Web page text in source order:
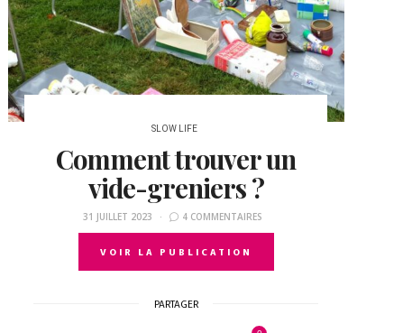
SLOW LIFE
Comment trouver un
vide-greniers ?
31 JUILLET 2023 4 COMMENTAIRES
VOIR LA PUBLICATION
PARTAGER